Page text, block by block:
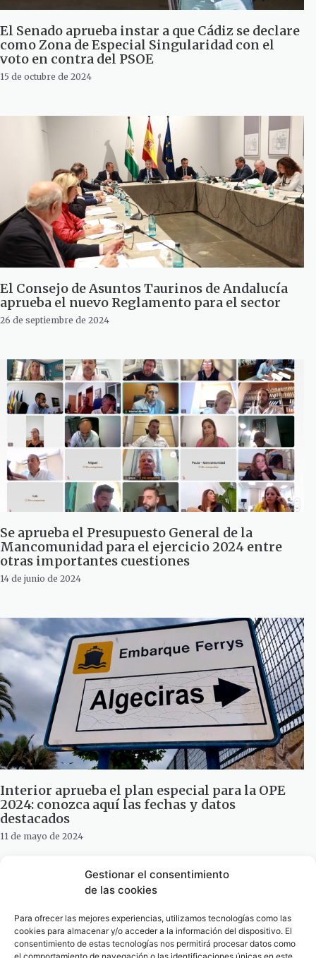
Gestionar el consentimiento
de las cookies
Para ofrecer las mejores experiencias, utilizamos tecnologías como las
cookies para almacenar y/o acceder a la información del dispositivo. El
consentimiento de estas tecnologías nos permitirá procesar datos como
el comportamiento de navegación o las identificaciones únicas en este
El Senado aprueba instar a que Cádiz se declare
como Zona de Especial Singularidad con el
voto en contra del PSOE
15 de octubre de 2024
El Consejo de Asuntos Taurinos de Andalucía
aprueba el nuevo Reglamento para el sector
26 de septiembre de 2024
Se aprueba el Presupuesto General de la
Mancomunidad para el ejercicio 2024 entre
otras importantes cuestiones
14 de junio de 2024
Interior aprueba el plan especial para la OPE
2024: conozca aquí las fechas y datos
destacados
11 de mayo de 2024